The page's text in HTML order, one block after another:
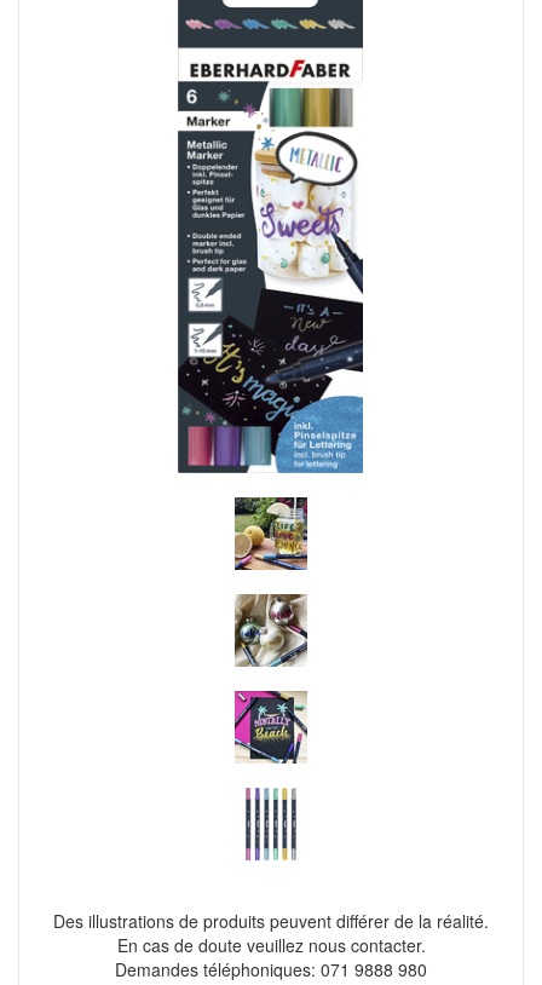
Des illustrations de produits peuvent différer de la réalité.
En cas de doute veuillez nous contacter.
Demandes téléphoniques: 071 9888 980